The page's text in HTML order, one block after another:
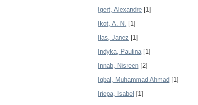
Igert, Alexandre [1]
Ikot, A. N. [1]
Ilas, Janez [1]
Indyka, Paulina[1]
Innab, Nisreen [2]
Iqbal, Muhammad Ahmad [1]
Iriepa, Isabel [1]